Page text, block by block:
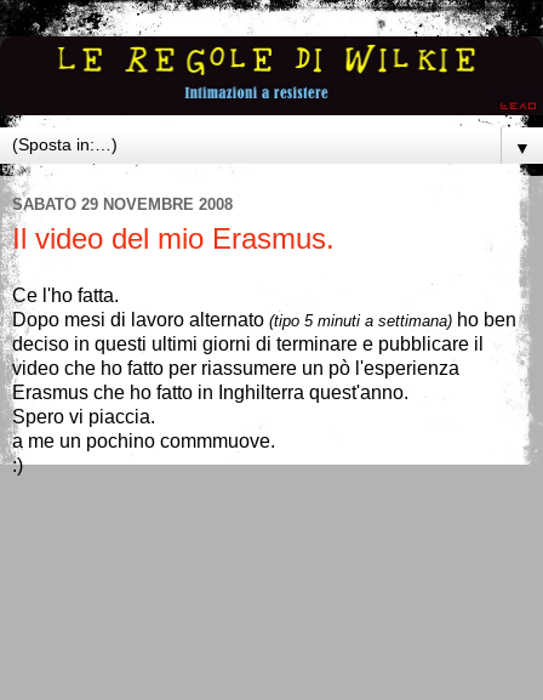
▼
SABATO 29 NOVEMBRE 2008
Il video del mio Erasmus.
Ce l'ho fatta.
Dopo mesi di lavoro alternato (tipo 5 minuti a settimana) ho ben
deciso in questi ultimi giorni di terminare e pubblicare il
video che ho fatto per riassumere un pò l'esperienza
Erasmus che ho fatto in Inghilterra quest'anno.
Spero vi piaccia.
a me un pochino commmuove.
:)